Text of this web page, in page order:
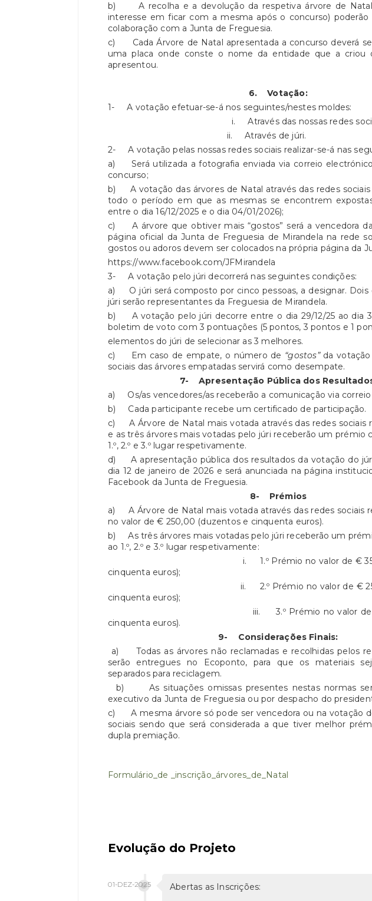
b) A recolha e a devolução da respetiva árvore de
interesse em ficar com a mesma após o concurso)
colaboração com a Junta de Freguesia.
c) Cada Árvore de Natal apresentada a concurso deverá
uma placa onde conste o nome da entidade que a criou
apresentou.
6.Votação:
1- A votação efetuar-se-á nos seguintes/nestes moldes:
i. Através das nossas redes sociais;
ii. Através de júri.
2- A votação pelas nossas redes sociais realizar-se-á nas
a) Será utilizada a fotografia enviada via correio
concurso;
b) A votação das árvores de Natal através das redes sociais
todo o período em que as mesmas se encontrem
entre o dia 16/12/2025 e o dia 04/01/2026);
c) A árvore que obtiver mais “gostos” será a vencedora
página oficial da Junta de Freguesia de Mirandela na rede
gostos ou adoros devem ser colocados na própria página da
https://www.facebook.com/JFMirandela
3- A votação pelo júri decorrerá nas seguintes condições:
a) O júri será composto por cinco pessoas, a designar. Dois
júri serão representantes da Freguesia de Mirandela.
b) A votação pelo júri decorre entre o dia 29/12/25 ao dia
boletim de voto com 3 pontuações (5 pontos, 3 pontos e 1
elementos do júri de selecionar as 3 melhores.
c) Em caso de empate, o número de “gostos”da votação
sociais das árvores empatadas servirá como desempate.
7- Apresentação Pública dos
a) Os/as vencedores/as receberão a comunicação via
b) Cada participante recebe um certificado de participação.
c) A Árvore de Natal mais votada através das redes sociais
e as três árvores mais votadas pelo júri receberão um prémio
1.º, 2.º e 3.º lugar respetivamente.
d) A apresentação pública dos resultados da votação do
dia 12 de janeiro de 2026 e será anunciada na página
Facebook da Junta de Freguesia.
8- Prémios
a) A Árvore de Natal mais votada através das redes sociais
no valor de € 250,00 (duzentos e cinquenta euros).
b) As três árvores mais votadas pelo júri receberão um
ao 1.º, 2.º e 3.º lugar respetivamente:
i. 1.º Prémio no valor de € 350,00
cinquenta euros);
ii. 2.º Prémio no valor de € 250,00
cinquenta euros);
iii. 3.º Prémio no valor de
cinquenta euros).
9- Considerações Finais:
a) Todas as árvores não reclamadas e recolhidas pelos
serão entregues no Ecoponto, para que os materiais
separados para reciclagem.
b) As situações omissas presentes nestas normas
executivo da Junta de Freguesia ou por despacho do
c) A mesma árvore só pode ser vencedora ou na votação
sociais sendo que será considerada a que tiver melhor
dupla premiação.
Formulário_de _inscrição_árvores_de_Natal
Evolução do Projeto
Abertas as Inscrições:
01-DEZ-2025